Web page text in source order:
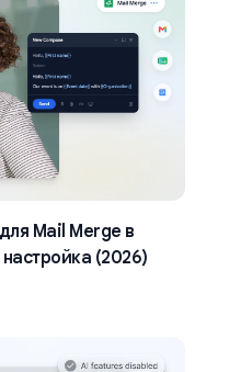
Mail Merge в
(2026)